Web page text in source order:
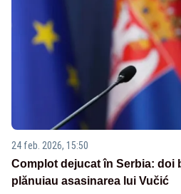
24 feb. 2026, 15:50
Complot dejucat în Serbia: doi
plănuiau asasinarea lui Vučić